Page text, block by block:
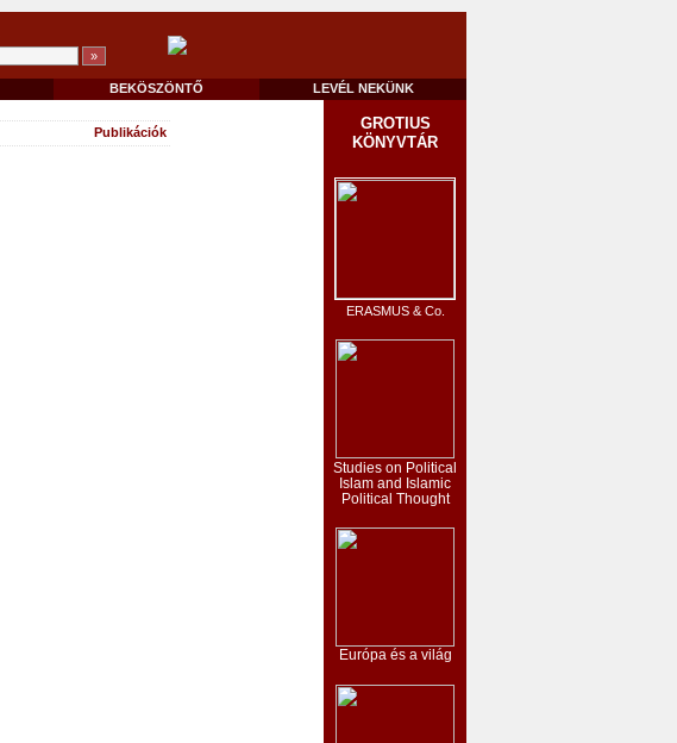
BEKÖSZÖNTŐ LEVÉL NEKÜNK
Publikációk
GROTIUS
KÖNYVTÁR
ERASMUS & Co.
Studies on Political
Islam and Islamic
Political Thought
Európa és a világ